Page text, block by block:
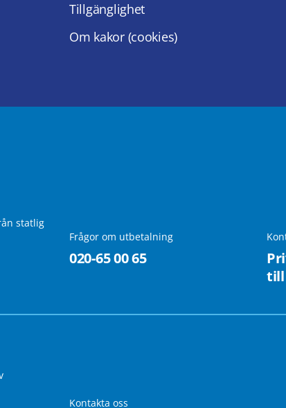
Tillgänglighet
Om kakor (cookies)
statlig
Frågor om utbetalning
020-65 00 65
till
Kontakta oss